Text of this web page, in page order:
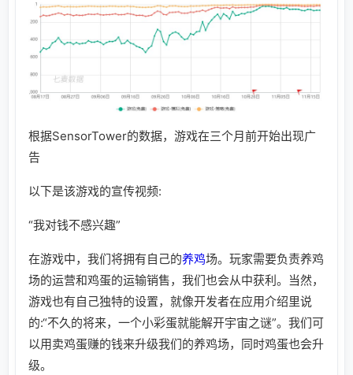
根据SensorTower的数据，游戏在三个月前开始出现广
告
以下是该游戏的宣传视频:
“我对钱不感兴趣”
在游戏中，我们将拥有自己的养鸡场。玩家需要负责养鸡
场的运营和鸡蛋的运输销售，我们也会从中获利。当然，
游戏也有自己独特的设置，就像开发者在应用介绍里说
的:“不久的将来，一个小彩蛋就能解开宇宙之谜”。我们可
以用卖鸡蛋赚的钱来升级我们的养鸡场，同时鸡蛋也会升
级。